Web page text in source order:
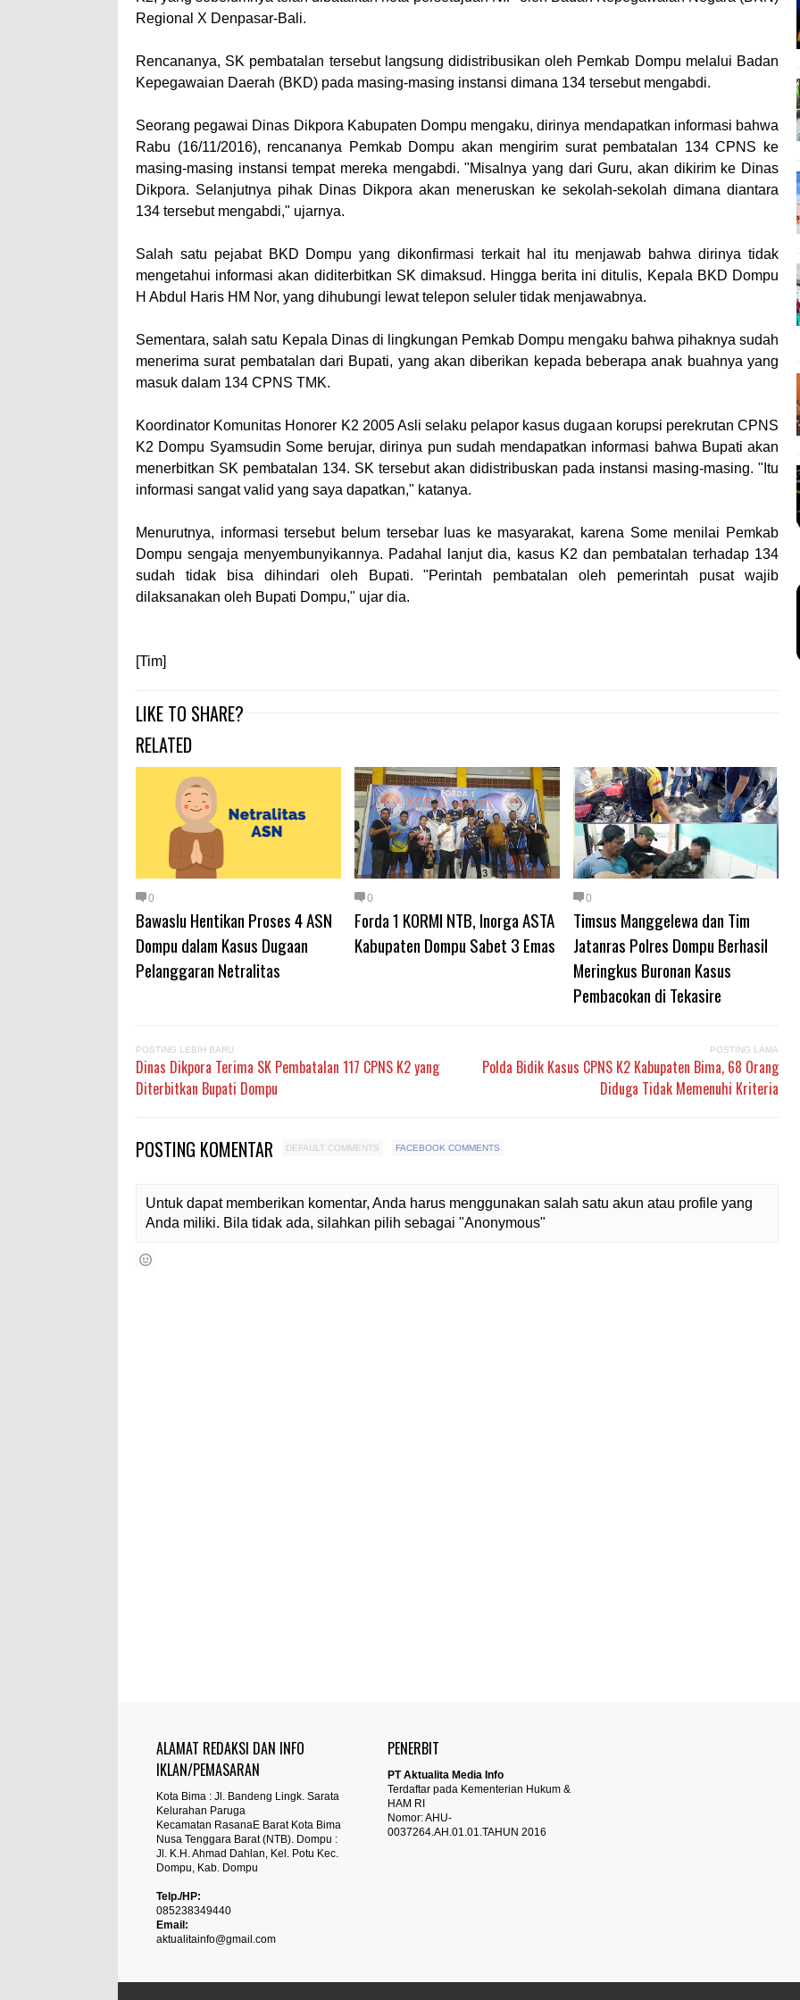
Regional X Denpasar-Bali.
Rencananya, SK pembatalan tersebut langsung didistribusikan oleh Pemkab Dompu melalui Badan
Kepegawaian Daerah (BKD) pada masing-masing instansi dimana 134 tersebut mengabdi.
Seorang pegawai Dinas Dikpora Kabupaten Dompu mengaku, dirinya mendapatkan informasi bahwa
Rabu (16/11/2016), rencananya Pemkab Dompu akan mengirim surat pembatalan 134 CPNS ke
masing-masing instansi tempat mereka mengabdi. "Misalnya yang dari Guru, akan dikirim ke Dinas
Dikpora. Selanjutnya pihak Dinas Dikpora akan meneruskan ke sekolah-sekolah dimana diantara
134 tersebut mengabdi," ujarnya.
Salah satu pejabat BKD Dompu yang dikonfirmasi terkait hal itu menjawab bahwa dirinya tidak
mengetahui informasi akan diditerbitkan SK dimaksud. Hingga berita ini ditulis, Kepala BKD Dompu
H Abdul Haris HM Nor, yang dihubungi lewat telepon seluler tidak menjawabnya.
Sementara, salah satu Kepala Dinas di lingkungan Pemkab Dompu mengaku bahwa pihaknya sudah
menerima surat pembatalan dari Bupati, yang akan diberikan kepada beberapa anak buahnya yang
masuk dalam 134 CPNS TMK.
Koordinator Komunitas Honorer K2 2005 Asli selaku pelapor kasus dugaan korupsi perekrutan CPNS
K2 Dompu Syamsudin Some berujar, dirinya pun sudah mendapatkan informasi bahwa Bupati akan
menerbitkan SK pembatalan 134. SK tersebut akan didistribuskan pada instansi masing-masing. "Itu
informasi sangat valid yang saya dapatkan," katanya.
Menurutnya, informasi tersebut belum tersebar luas ke masyarakat, karena Some menilai Pemkab
Dompu sengaja menyembunyikannya. Padahal lanjut dia, kasus K2 dan pembatalan terhadap 134
sudah tidak bisa dihindari oleh Bupati. "Perintah pembatalan oleh pemerintah pusat wajib
dilaksanakan oleh Bupati Dompu," ujar dia.
[Tim]
LIKE TO SHARE?
RELATED
0
Bawaslu Hentikan Proses 4 ASN
Dompu dalam Kasus Dugaan
Pelanggaran Netralitas
0
Forda 1 KORMI NTB, Inorga ASTA
Kabupaten Dompu Sabet 3 Emas
0
Timsus Manggelewa dan Tim
Jatanras Polres Dompu Berhasil
Meringkus Buronan Kasus
Pembacokan di Tekasire
POSTING LEBIH BARU
Dinas Dikpora Terima SK Pembatalan 117 CPNS K2 yang
Diterbitkan Bupati Dompu
POSTING LAMA
Polda Bidik Kasus CPNS K2 Kabupaten Bima, 68 Orang
Diduga Tidak Memenuhi Kriteria
POSTING KOMENTAR DEFAULT COMMENTS FACEBOOK COMMENTS
Untuk dapat memberikan komentar, Anda harus menggunakan salah satu akun atau profile yang
Anda miliki. Bila tidak ada, silahkan pilih sebagai "Anonymous"
ALAMAT REDAKSI DAN INFO
IKLAN/PEMASARAN
Kota Bima : Jl. Bandeng Lingk. Sarata
Kelurahan Paruga
Kecamatan RasanaE Barat Kota Bima
Nusa Tenggara Barat (NTB). Dompu :
Jl. K.H. Ahmad Dahlan, Kel. Potu Kec.
Dompu, Kab. Dompu
Telp./HP:
085238349440
Email:
aktualitainfo@gmail.com
PENERBIT
PT Aktualita Media Info
Terdaftar pada Kementerian Hukum &
HAM RI
Nomor: AHU-
0037264.AH.01.01.TAHUN 2016